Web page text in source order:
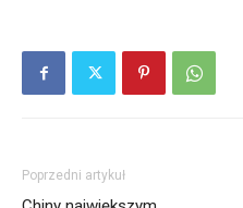
Poprzedni artykuł